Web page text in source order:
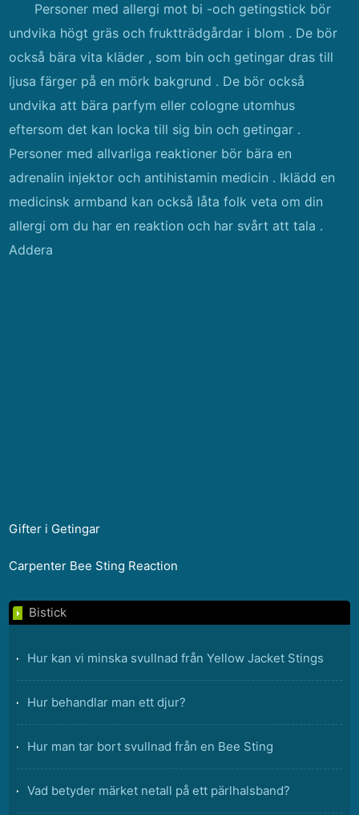
Personer med allergi mot bi -och getingstick bör
undvika högt gräs och fruktträdgårdar i blom . De bör
också bära vita kläder , som bin och getingar dras till
ljusa färger på en mörk bakgrund . De bör också
undvika att bära parfym eller cologne utomhus
eftersom det kan locka till sig bin och getingar .
Personer med allvarliga reaktioner bör bära en
adrenalin injektor och antihistamin medicin . Iklädd en
medicinsk armband kan också låta folk veta om din
allergi om du har en reaktion och har svårt att tala .
Addera
Gifter i Getingar
Carpenter Bee Sting Reaction
Bistick
Hur kan vi minska svullnad från Yellow Jacket Stings
Hur behandlar man ett djur?
Hur man tar bort svullnad från en Bee Sting
Vad betyder märket netall på ett pärlhalsband?